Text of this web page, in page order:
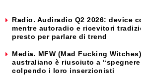
Radio. Audiradio Q2 2026: device
mentre autoradio e ricevitori
presto per parlare di trend
Media. MFW (Mad Fucking
australiano è riusciuto a
colpendo i loro inserzionisti